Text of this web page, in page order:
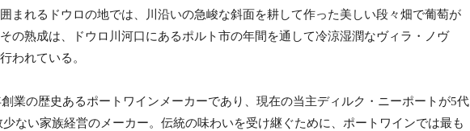
まれるドウロの地では、川沿いの急峻な斜面を耕して作った美しい段々畑で葡萄が
の熟成は、ドウロ川河口にあるポルト市の年間を通して冷涼湿潤なヴィラ・ノヴ
われている。
業の歴史あるポートワインメーカーであり、現在の当主ディルク・ニーポートが5代
少ない家族経営のメーカー。伝統の味わいを受け継ぐために、ポートワインでは最も